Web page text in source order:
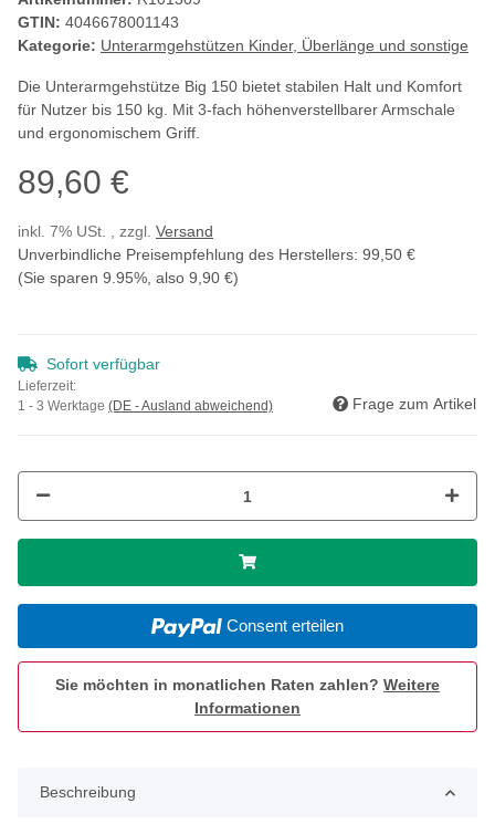
GTIN: 4046678001143
Kategorie: Unterarmgehstützen Kinder, Überlänge und sonstige
Die Unterarmgehstütze Big 150 bietet stabilen Halt und Komfort
für Nutzer bis 150 kg. Mit 3-fach höhenverstellbarer Armschale
und ergonomischem Griff.
89,60 €
inkl. 7% USt. , zzgl. Versand
Unverbindliche Preisempfehlung des Herstellers: 99,50 €
(Sie sparen 9.95% , also 9,90 €)
Sofort verfügbar
Lieferzeit:
1 - 3 Werktage (DE - Ausland abweichend) Frage zum Artikel
Consent erteilen
Sie möchten in monatlichen Raten zahlen? Weitere
Informationen
Beschreibung